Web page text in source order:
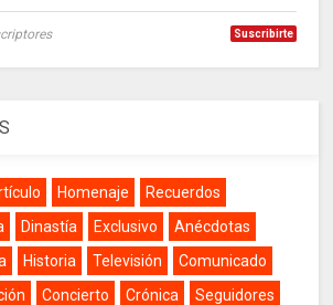
Suscribirte
Homenaje
Recuerdos
Dinastía Exclusivo
Anécdotas
Historia Televisión
Comunicado
Concierto Crónica
Seguidores